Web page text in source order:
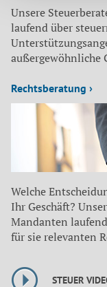
Unsere
laufend über
außergewöhnliche
Rechtsberatung ›
Welche
Ihr Geschäft?
Mandanten
für sie relevanten
STEUER